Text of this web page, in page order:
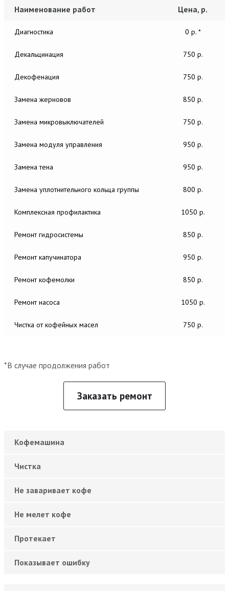
Наименование работ Цена, р.
Диагностика 0 р. *
Декальцинация 750 р.
Декофенация 750 р.
Замена жерновов 850 р.
Замена микровыключателей 750 р.
Замена модуля управления 950 р.
Замена тена 950 р.
Замена уплотнительного кольца группы 800 р.
Комплексная профилактика 1050 р.
Ремонт гидросистемы 850 р.
Ремонт капучинатора 950 р.
Ремонт кофемолки 850 р.
Ремонт насоса 1050 р.
Чистка от кофейных масел 750 р.
*В случае продолжения работ
Заказать ремонт
Кофемашина
Чистка
Не заваривает кофе
Не мелет кофе
Протекает
Показывает ошибку